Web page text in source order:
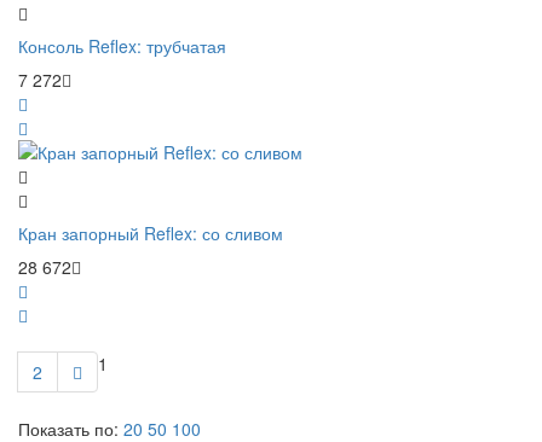
Консоль Reflex: трубчатая
7 272
Кран запорный Reflex: со сливом
28 672
1
2
Показать по: 20 50 100